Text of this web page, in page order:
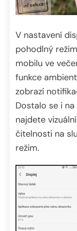
V nastavení
pohodlný
mobilu ve
funkce
zobrazí
Dostalo se i
najdete
čitelnosti na
režim.